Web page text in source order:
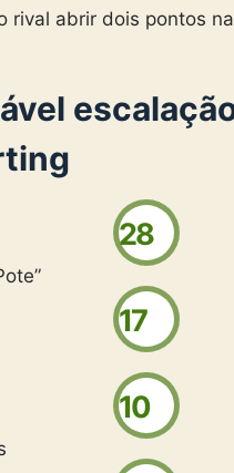
rival abrir dois pontos
28
17
10